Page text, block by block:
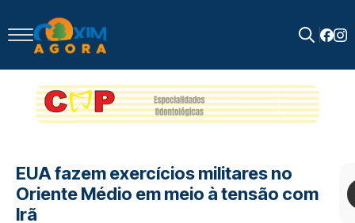
for:
EUA fazem exercícios militares no
Oriente Médio em meio à tensão com
Irã